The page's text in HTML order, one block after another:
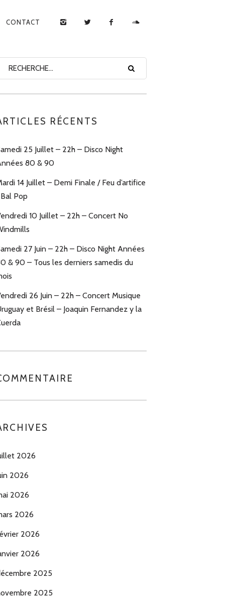
CONTACT
RÉCENTS
25 Juillet – 22h – Disco Night
80 & 90
14 Juillet – Demi Finale / Feu d’artifice
Pop
10 Juillet – 22h – Concert No
27 Juin – 22h – Disco Night Années
& 90 – Tous les derniers samedis du
26 Juin – 22h – Concert Musique
et Brésil – Joaquin Fernandez y la
2026
2026
2026
2026
2026
2026
2025
2025